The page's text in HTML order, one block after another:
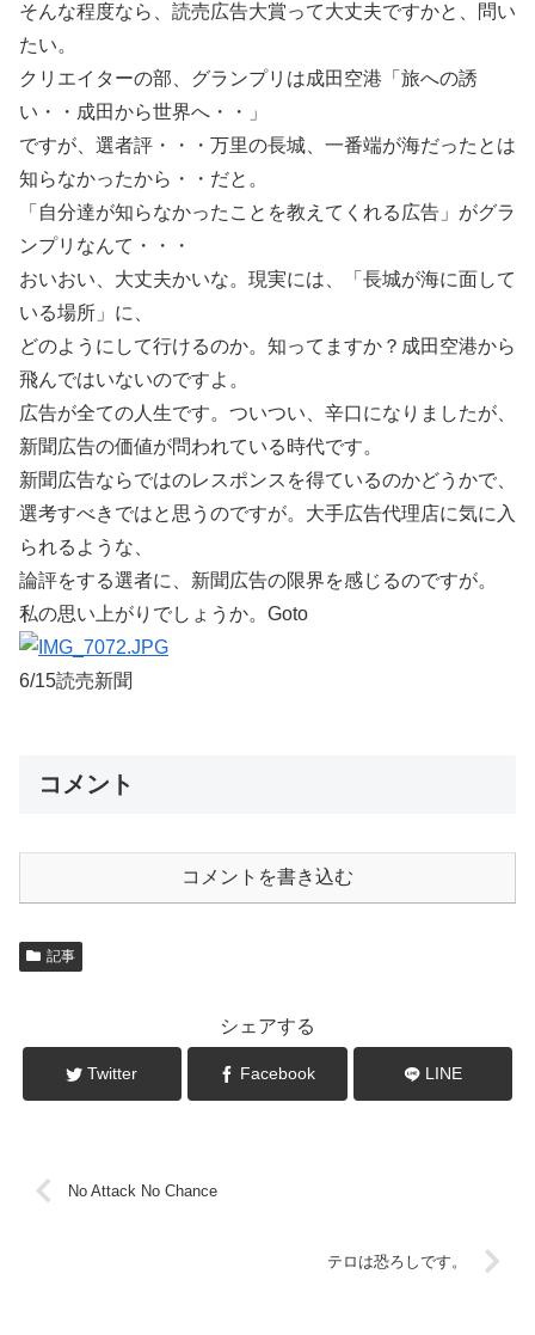
そんな程度なら、読売広告大賞って大丈夫ですかと、問い
たい。
クリエイターの部、グランプリは成田空港「旅への誘
い・・成田から世界へ・・」
ですが、選者評・・・万里の長城、一番端が海だったとは
知らなかったから・・だと。
「自分達が知らなかったことを教えてくれる広告」がグラ
ンプリなんて・・・
おいおい、大丈夫かいな。現実には、「長城が海に面して
いる場所」に、
どのようにして行けるのか。知ってますか？成田空港から
飛んではいないのですよ。
広告が全ての人生です。ついつい、辛口になりましたが、
新聞広告の価値が問われている時代です。
新聞広告ならではのレスポンスを得ているのかどうかで、
選考すべきではと思うのですが。大手広告代理店に気に入
られるような、
論評をする選者に、新聞広告の限界を感じるのですが。
私の思い上がりでしょうか。Goto
6/15読売新聞
コメント
コメントを書き込む
記事
シェアする
Twitter Facebook LINE
No Attack No Chance
テロは恐ろしです。